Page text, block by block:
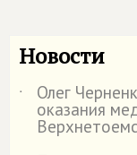
Новости
˙ Олег
оказания